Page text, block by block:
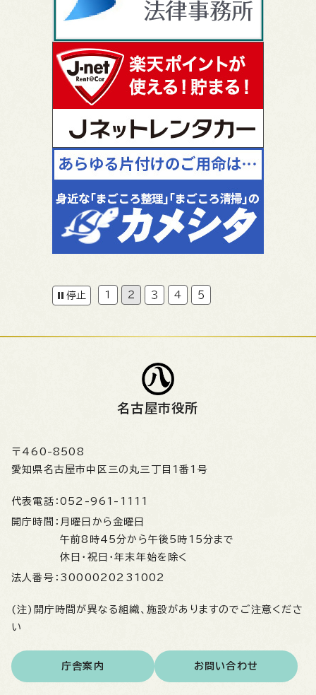
名古屋市役所
〒460-8508
愛知県名古屋市中区三の丸三丁目1番1号
代表電話： 052-961-1111
開庁時間： 月曜日から金曜日
午前8時45分から午後5時15分まで
休日・祝日・年末年始を除く
法人番号： 3000020231002
(注)開庁時間が異なる組織、施設がありますのでご注意くださ
い
庁舎案内 お問い合わせ